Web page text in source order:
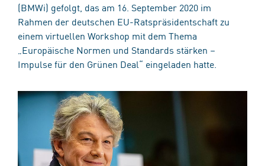
(BMWi) gefolgt, das am 16. September 2020 im
Rahmen der deutschen EU-Ratspräsidentschaft zu
einem virtuellen Workshop mit dem Thema
„Europäische Normen und Standards stärken –
Impulse für den Grünen Deal“ eingeladen hatte.